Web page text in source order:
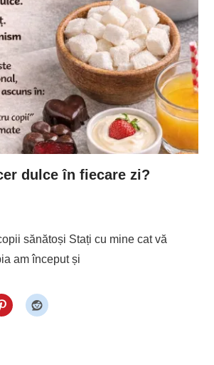
dulce în fiecare zi?
sănătoși Stați cu mine cat vă
am început și